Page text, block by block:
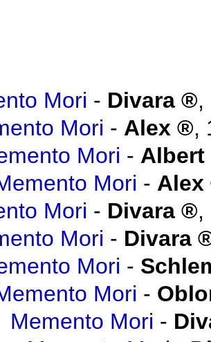
Mori - Divara ,
Mori - Alex ,
Mori - Albert
Mori - Alex
Mori - Divara ,
Mori - Divara
Mori -
Mori -
Memento Mori -